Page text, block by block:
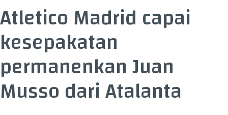
Atletico Madrid capai
kesepakatan
permanenkan Juan
Musso dari Atalanta